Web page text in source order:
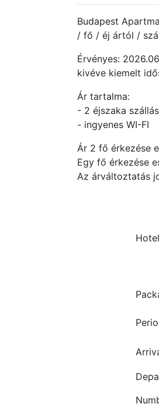
Budapest
/ fő / éj ártól /
Érvényes:
kivéve kiemelt
Ár tartalma:
- 2 éjszaka
- ingyenes WI-FI
Ár 2 fő érkezése
Egy fő érkezése
Az árváltoztatás